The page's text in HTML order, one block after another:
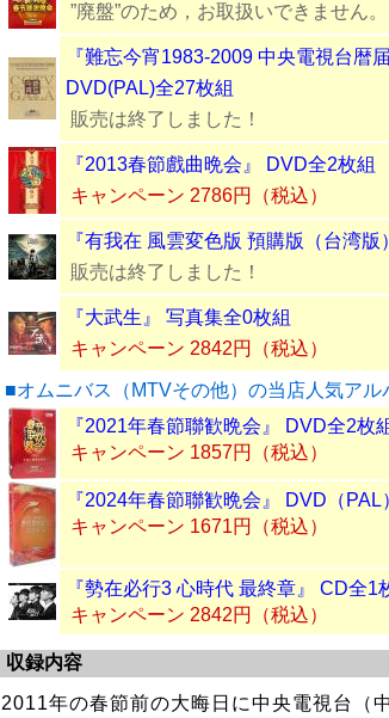
”廃盤”のため，お取扱いできません。
『難忘今宵1983-2009 中央電視台暦
DVD(PAL)全27枚組
販売は終了しました！
『2013春節戲曲晩会』 DVD全2枚組
キャンペーン 2786円（税込）
『有我在 風雲変色版 預購版（台湾
販売は終了しました！
『大武生』 写真集全0枚組
キャンペーン 2842円（税込）
■オムニバス（MTVその他）の当店人気アル
『2021年春節聯歓晩会』 DVD全2枚
キャンペーン 1857円（税込）
『2024年春節聯歓晩会』 DVD（PAL
キャンペーン 1671円（税込）
『勢在必行3 心時代 最終章』 CD全1
キャンペーン 2842円（税込）
収録内容
2011年の春節前の大晦日に中央電視台（